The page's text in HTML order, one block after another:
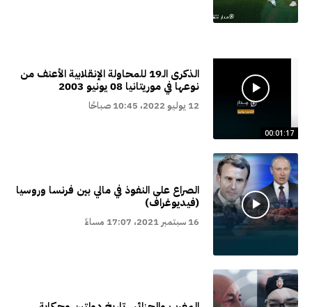
00:01:17
الذكرى الـ19 للمحاولة الإنقلابية الأعنف من
نوعها في موريتانيا 08 يونيو 2003
12 يوليو 2022، 10:45 صباحًا
الصراع على النفوذ في مالي بين فرنسا وروسيا
(فيديوغراف)
16 سبتمبر 2021، 17:07 مساءً